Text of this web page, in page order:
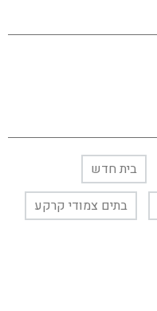
בית חדש
בתים צמודי קרקע